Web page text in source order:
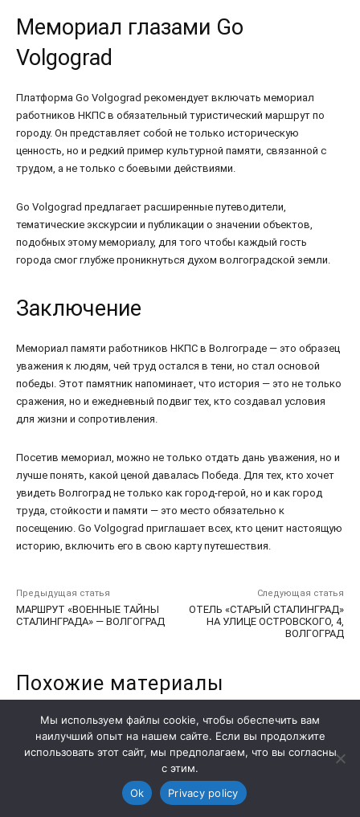
Мы используем файлы cookie, чтобы обеспечить вам
наилучший опыт на нашем сайте. Если вы продолжите
использовать этот сайт, мы предполагаем, что вы согласны
с этим.
Ok
Privacy policy